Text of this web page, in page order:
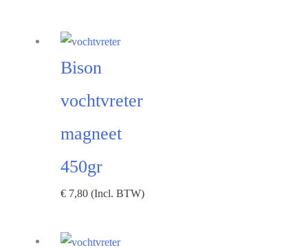
Bison
vochtvreter
magneet
450gr
€ 7,80 (Incl. BTW)